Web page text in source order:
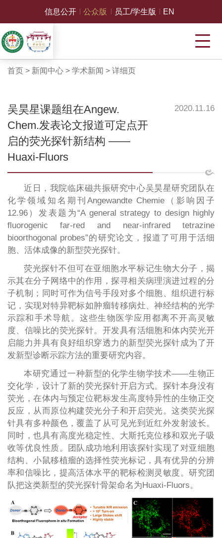
信息公开 公众版 员工/学生版 EN
首页 > 新闻中心> 学术新闻 > 详细页
吴昊星课题组在Angew.
Chem.发表论文报道可定点开
启的荧光探针新结构 ——
Huaxi-Fluors
2020.11.16
近日，我院临床磁共振研究中心吴昊星研究团队在
化学领域知名期刊Angewandte Chemie（影响因子
12.96）发表题为“A general strategy to design highly
fluorogenic far-red and near-infrared tetrazine
bioorthogonal probes”的研究论文，报道了可用于活细
胞、活体成像的新型荧光探针。
荧光探针不但可在亚细胞水平标记生物大分子，揭
示其在分子网络中的作用，探寻相关病理演进过程的分
子机制；同时可作为信号手段对多个细胞、组织进行标
记，实现对特异靶标如肿瘤转移病灶、神经结构的光学
示踪和手术导航。这些生物医学应用都离不开高灵敏
度、信噪比的荧光探针。开发具有活细胞和体内荧光开
启能力并具有良好组织穿透力的新型荧光探针成为了开
发新型诊断示踪方法的重要研究内容。
本研究通过一种新型的化学生物学技术——生物正
交化学，设计了新的荧光探针开启方式。探针本身没有
荧光，在体内与预定位靶标发生高度特异性的生物正交
反应，从而原位构建荧光分子和开启荧光。这类荧光探
针具有多种颜色，覆盖了从可见光到近红外发射波长。
同时，也具有高度光稳定性、大斯托克位移和双光子吸
收等优良性质。团队成功地利用该探针实现了对亚细胞
结构、小鼠移植瘤的选择性荧光标记，具有优异的分辨
率和信噪比，提高活体水平的靶标检测灵敏度。研究团
队把这类新型的荧光探针骨架命名为Huaxi-Fluors。